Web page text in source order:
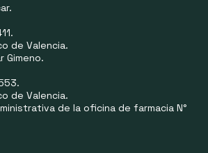
de Valencia.
Gimeno.
de Valencia.
de la oficina de farmacia N°